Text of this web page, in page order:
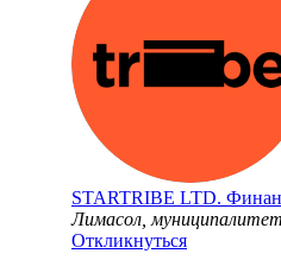
STARTRIBE LTD.
Лимасол,
Откликнуться